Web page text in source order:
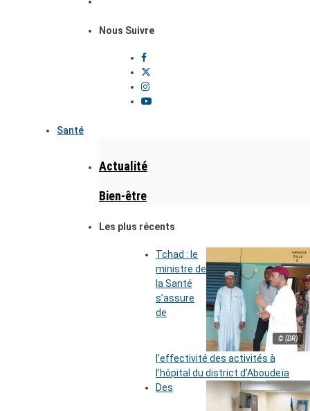
Nous Suivre
Santé
Actualité
Bien-être
Les plus récents
© (DR)
Tchad : le
ministre de
la Santé
s’assure
de
l’effectivité des activités à
l’hôpital du district d’Aboudeïa
Des